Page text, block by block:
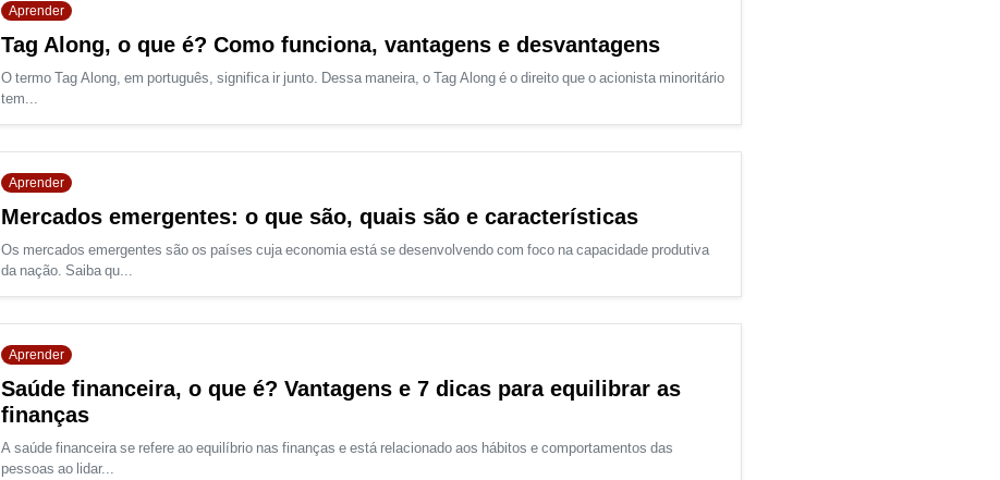
Aprender
Tag Along, o que é? Como funciona, vantagens e desvantagens
O termo Tag Along, em português, significa ir junto. Dessa maneira, o Tag Along é o direito que o acionista minoritário
tem...
Aprender
Mercados emergentes: o que são, quais são e características
Os mercados emergentes são os países cuja economia está se desenvolvendo com foco na capacidade produtiva
da nação. Saiba qu...
Aprender
Saúde financeira, o que é? Vantagens e 7 dicas para equilibrar as
finanças
A saúde financeira se refere ao equilíbrio nas finanças e está relacionado aos hábitos e comportamentos das
pessoas ao lidar...